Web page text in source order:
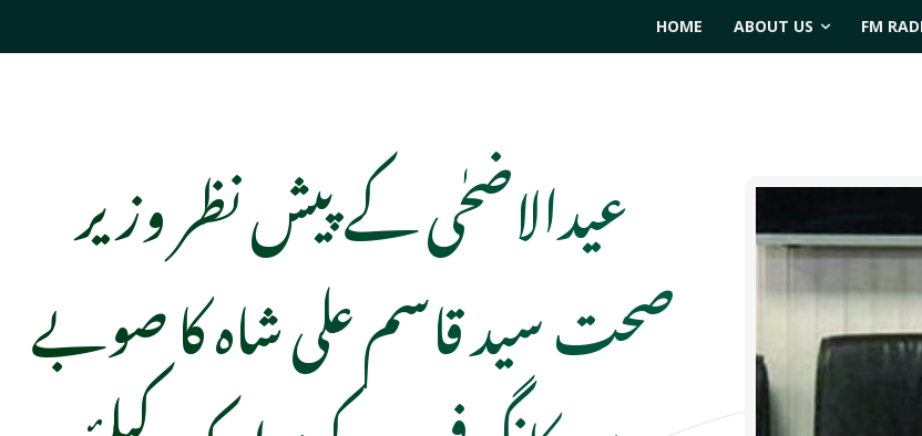
HOME ABOUT US FM
عیدالاضحٰی کے پیش نظر وزیر
صحت سید قاسم علی شاہ کا صوبے